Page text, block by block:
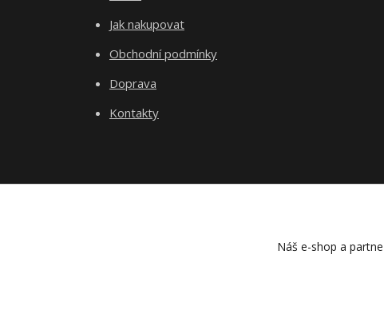
Jak nakupovat
Obchodní podmínky
Doprava
Kontakty
Náš e-shop a